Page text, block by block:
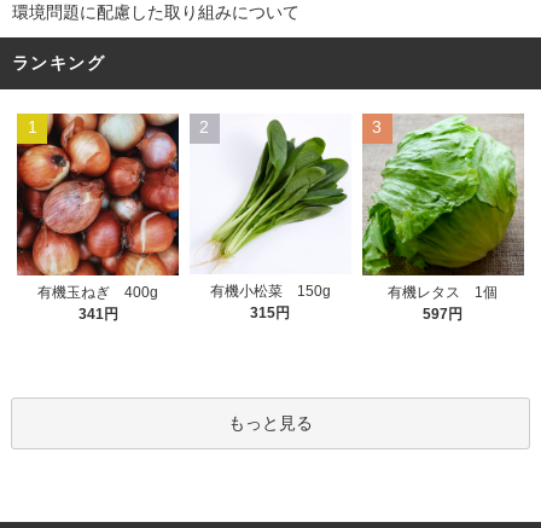
環境問題に配慮した取り組みについて
ランキング
1
有機玉ねぎ 400g
341円
2
有機小松菜 150g
315円
3
有機レタス 1個
597円
もっと見る